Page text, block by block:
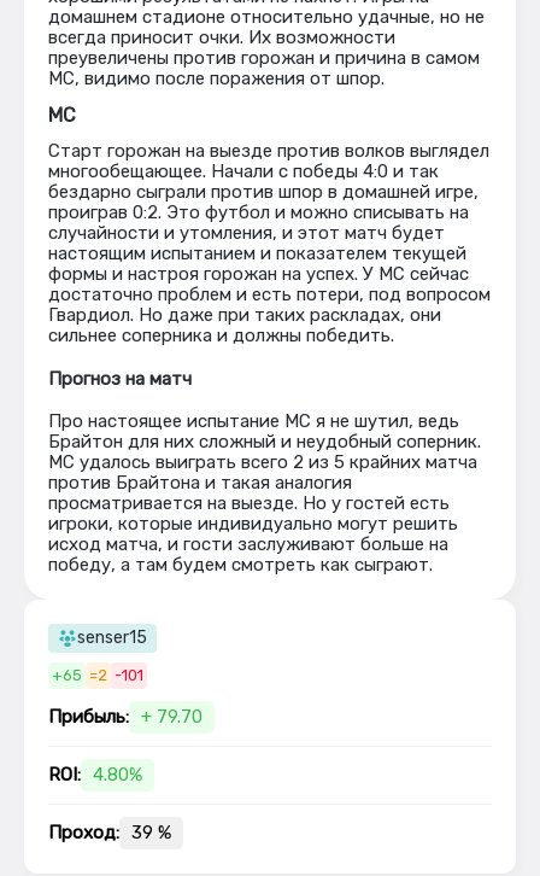
домашнем стадионе относительно удачные, но не
всегда приносит очки. Их возможности
преувеличены против горожан и причина в самом
МС, видимо после поражения от шпор.
МС
Старт горожан на выезде против волков выглядел
многообещающее. Начали с победы 4:0 и так
бездарно сыграли против шпор в домашней игре,
проиграв 0:2. Это футбол и можно списывать на
случайности и утомления, и этот матч будет
настоящим испытанием и показателем текущей
формы и настроя горожан на успех. У МС сейчас
достаточно проблем и есть потери, под вопросом
Гвардиол. Но даже при таких раскладах, они
сильнее соперника и должны победить.
Прогноз на матч
Про настоящее испытание МС я не шутил, ведь
Брайтон для них сложный и неудобный соперник.
МС удалось выиграть всего 2 из 5 крайних матча
против Брайтона и такая аналогия
просматривается на выезде. Но у гостей есть
игроки, которые индивидуально могут решить
исход матча, и гости заслуживают больше на
победу, а там будем смотреть как сыграют.
senser15
+65 =2 -101
Прибыль: + 79.70
ROI: 4.80%
Проход: 39 %